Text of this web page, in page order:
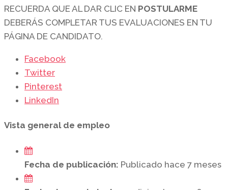
RECUERDA QUE AL DAR CLIC EN POSTULARME
DEBERÁS COMPLETAR TUS EVALUACIONES EN TU
PÁGINA DE CANDIDATO.
Facebook
Twitter
Pinterest
LinkedIn
Vista general de empleo
Fecha de publicación: Publicado hace 7 meses